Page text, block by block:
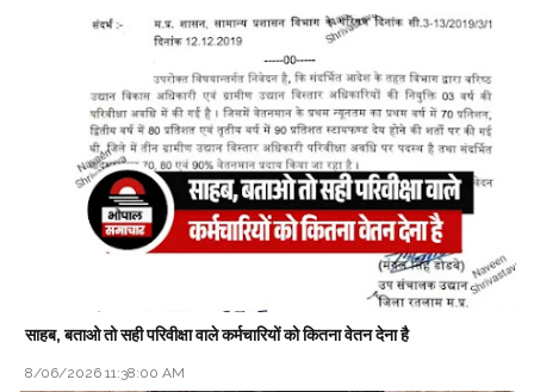
साहब, बताओ तो सही परिवीक्षा वाले कर्मचारियों को कितना वेतन देना है
8/06/2026 11:38:00 AM